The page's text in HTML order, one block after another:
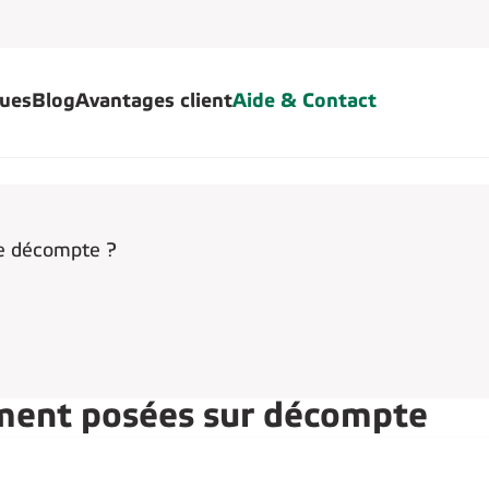
BlogAvantages clientAide & Contact
décompte ?
posées sur décompte